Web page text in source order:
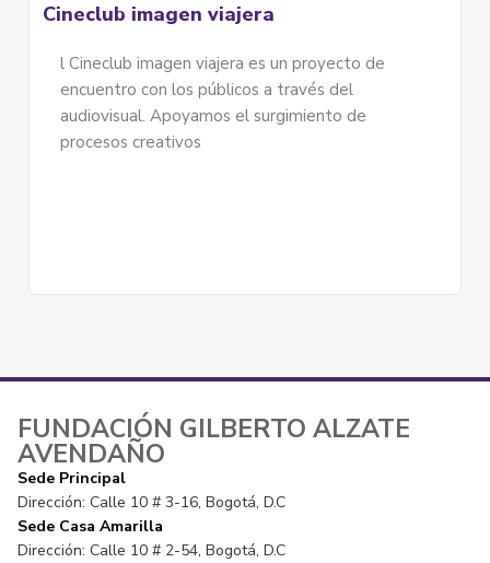
imagen viajera
imagen viajera es un proyecto de
con los públicos a través del
Apoyamos el surgimiento de
creativos
FUNDACIÓN GILBERTO ALZATE
AVENDAÑO
Sede Principal
Dirección: Calle 10 # 3-16, Bogotá, D.C
Sede Casa Amarilla
Dirección: Calle 10 # 2-54, Bogotá, D.C